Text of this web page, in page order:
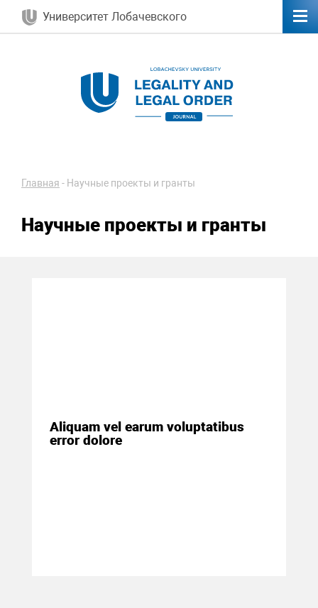
Университет Лобачевского
Главная - Научные проекты и гранты
Научные проекты и гранты
Aliquam vel earum voluptatibus
error dolore